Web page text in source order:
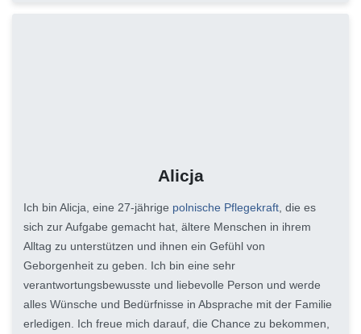
Alicja
Ich bin Alicja, eine 27-jährige polnische Pflegekraft, die es
sich zur Aufgabe gemacht hat, ältere Menschen in ihrem
Alltag zu unterstützen und ihnen ein Gefühl von
Geborgenheit zu geben. Ich bin eine sehr
verantwortungsbewusste und liebevolle Person und werde
alles Wünsche und Bedürfnisse in Absprache mit der Familie
erledigen. Ich freue mich darauf, die Chance zu bekommen,